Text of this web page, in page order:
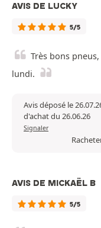
AVIS DE LUCKY
5/5
Très bons
lundi.
Avis déposé le
d'achat du 26.06.26
Signaler
AVIS DE MICKAËL B
5/5